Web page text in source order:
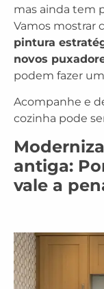
mas ainda tem
Vamos mostrar
pintura
novos
podem fazer
Acompanhe e
cozinha pode
antiga:
vale a